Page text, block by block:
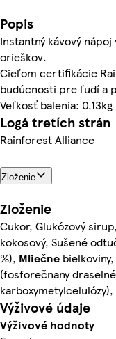
Popis
Instantný kávový
orieškov.
Cieľom certifikácie
budúcnosti pre ľudí a
Veľkosť balenia: 0.13kg
Logá tretích strán
Rainforest Alliance
Zloženie
Zloženie
Cukor, Glukózový
kokosový, Sušené
%), Mliečne
(fosforečnany
Výživové údaje
Výživové hodnoty